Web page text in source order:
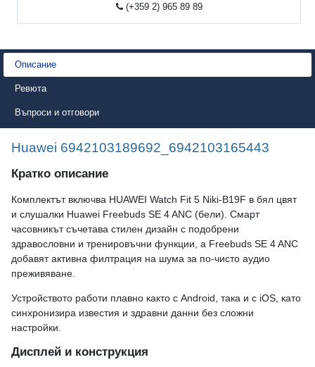
(+359 2) 965 89 89
Описание
Ревюта
Въпроси и отговори
Huawei 6942103189692_6942103165443
Кратко описание
Комплектът включва HUAWEI Watch Fit 5 Niki-B19F в бял цвят
и слушалки Huawei Freebuds SE 4 ANC (бели). Смарт
часовникът съчетава стилен дизайн с подобрени
здравословни и тренировъчни функции, а Freebuds SE 4 ANC
добавят активна филтрация на шума за по-чисто аудио
преживяване.
Устройството работи плавно както с Android, така и с iOS, като
синхронизира известия и здравни данни без сложни
настройки.
Дисплей и конструкция